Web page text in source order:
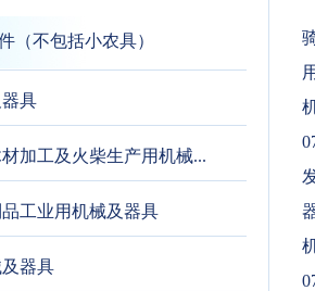
（不包括小农具）
具
加工及火柴生产用机械...
工业用机械及器具
器具